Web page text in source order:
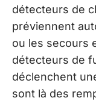
détecteurs de
préviennent
ou les secours
détecteurs de
déclenchent
sont là des